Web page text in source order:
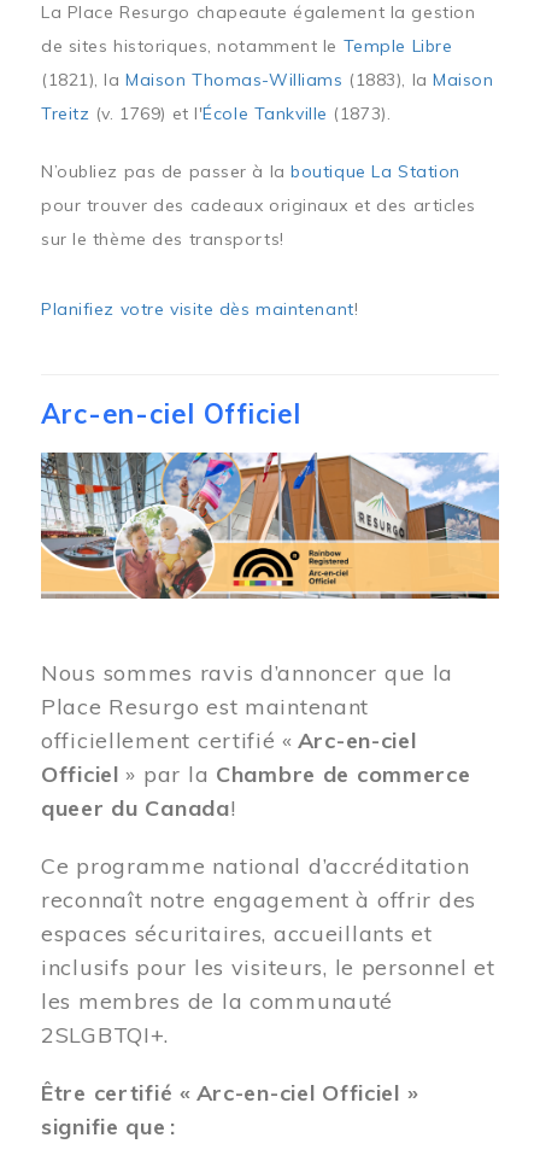
La Place Resurgo chapeaute également la gestion
de sites historiques, notamment le Temple Libre
(1821), laMaison Thomas-Williams (1883), laMaison
Treitz (v. 1769) et l'École Tankville (1873).
N’oubliez pas de passer à laboutique La Station
pour trouver des cadeaux originaux et des articles
sur le thème des transports!
Planifiez votre visite dès maintenant!
Arc-en-ciel Officiel
Image
Nous sommes ravis d’annoncer que la
Place Resurgo est maintenant
officiellement certifié « Arc-en-ciel
Officiel » par la Chambre de commerce
queer du Canada!
Ce programme national d’accréditation
reconnaît notre engagement à offrir des
espaces sécuritaires, accueillants et
inclusifs pour les visiteurs, le personnel et
les membres de la communauté
2SLGBTQI+.
Être certifié « Arc-en-ciel Officiel »
signifie que :